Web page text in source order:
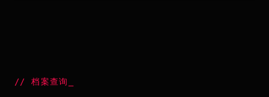
//档案查询